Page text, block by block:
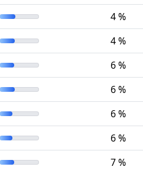
4 %
4 %
6 %
6 %
6 %
6 %
7 %